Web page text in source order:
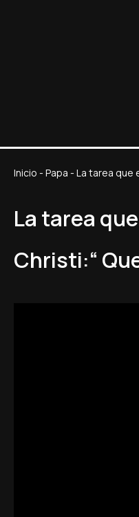
Inicio - Papa - La tarea que
La tarea
Christi:“